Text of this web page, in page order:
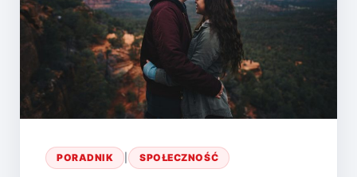
PORADNIK | SPOŁECZNOŚĆ